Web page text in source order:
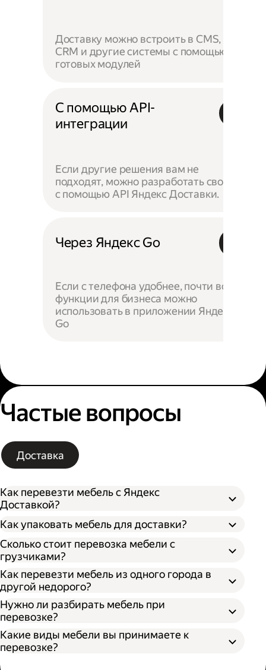
Доставку можно встроить в CMS,
CRM и другие системы с помощью
готовых модулей
С помощью API-
интеграции
Если другие решения вам не
подходят, можно разработать своё —
с помощью API Яндекс Доставки.
Через Яндекс Go
Если с телефона удобнее, почти все
функции для бизнеса можно
использовать в приложении Яндекс
Go
Частые вопросы
Доставка
Как перевезти мебель с Яндекс
Доставкой?
Откройте приложение Яндекс Go или сайт;
Выберите тип кузова и количество
Укажите адрес отправления и получения;
Нажмите кнопку «Заказать».
Как упаковать мебель для доставки?
Разобрать поддающуюся разборке
мебель;
Упаковать разобранную мебель в стретч-
пленку, воздушно-пузырьковую пленку или
другой надежный материал;
Упаковать неразборную мебель в картон
или поролон.
Сколько стоит перевозка мебели с
грузчиками?
Как перевезти мебель из одного города в
другой недорого?
Нужно ли разбирать мебель при
перевозке?
Какие виды мебели вы принимаете к
перевозке?